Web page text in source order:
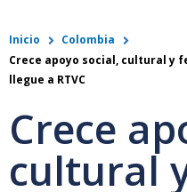
Inicio
Colombia
Crece apoyo social, cultural y
llegue a RTVC
Crece
cultural